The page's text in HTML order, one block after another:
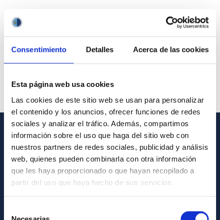
Consentimiento Detalles Acerca de las cookies
Esta página web usa cookies
Las cookies de este sitio web se usan para personalizar
el contenido y los anuncios, ofrecer funciones de redes
sociales y analizar el tráfico. Además, compartimos
información sobre el uso que haga del sitio web con
nuestros partners de redes sociales, publicidad y análisis
web, quienes pueden combinarla con otra información
que les haya proporcionado o que hayan recopilado a
partir del uso que haya hecho de sus servicios.
Contact
How to get to the IAC
List of personnel